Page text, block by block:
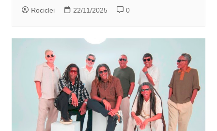
Rociclei 22/11/2025 0